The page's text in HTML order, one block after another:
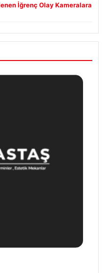
İğrenç Olay Kameralara